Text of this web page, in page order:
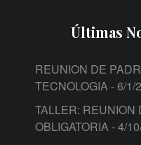
Últimas
REUNION DE
TECNOLOGIA- 6/1/
TALLER: REUNION
OBLIGATORIA- 4/